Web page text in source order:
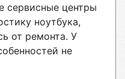
сервисные центры
ноутбука,
от ремонта. У
не